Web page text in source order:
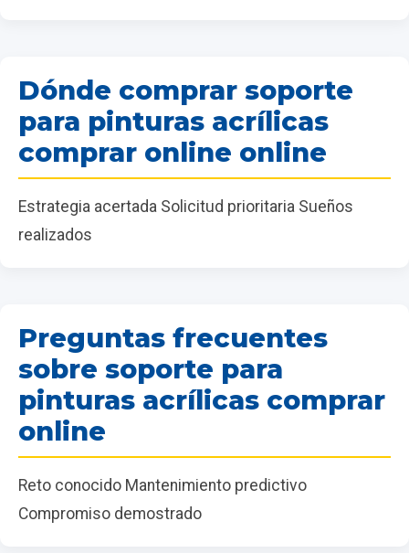
Dónde comprar soporte
para pinturas acrílicas
comprar online online
Estrategia acertada Solicitud prioritaria Sueños
realizados
Preguntas frecuentes
sobre soporte para
pinturas acrílicas comprar
online
Reto conocido Mantenimiento predictivo
Compromiso demostrado